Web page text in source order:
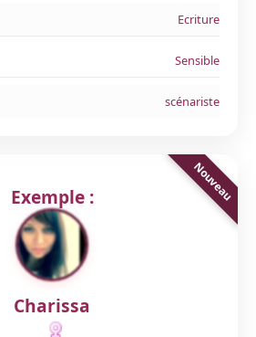
Ecriture
Sensible
scénariste
Exemple :
Charissa